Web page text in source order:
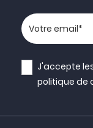
Votre adresse
J'accepte
politique de